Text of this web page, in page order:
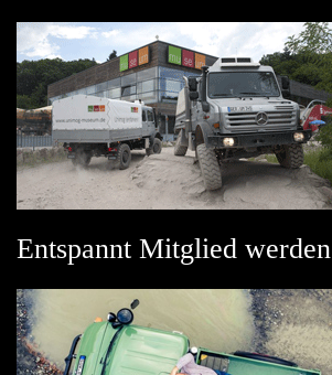
Entspannt Mitglied werden